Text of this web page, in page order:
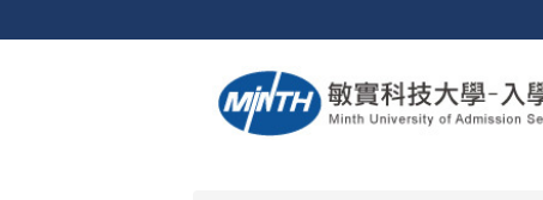
到